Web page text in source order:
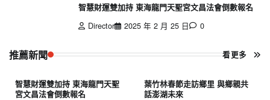
智慧財運雙加持 東海龍門天聖宮文昌法會倒數報名
Director
2025 年 2 月 25 日 0
推薦新聞 看更多
智慧財運雙加持 東海龍門天聖
宮文昌法會倒數報名
葉竹林春節走訪鄉里 與鄉親共
話澎湖未來